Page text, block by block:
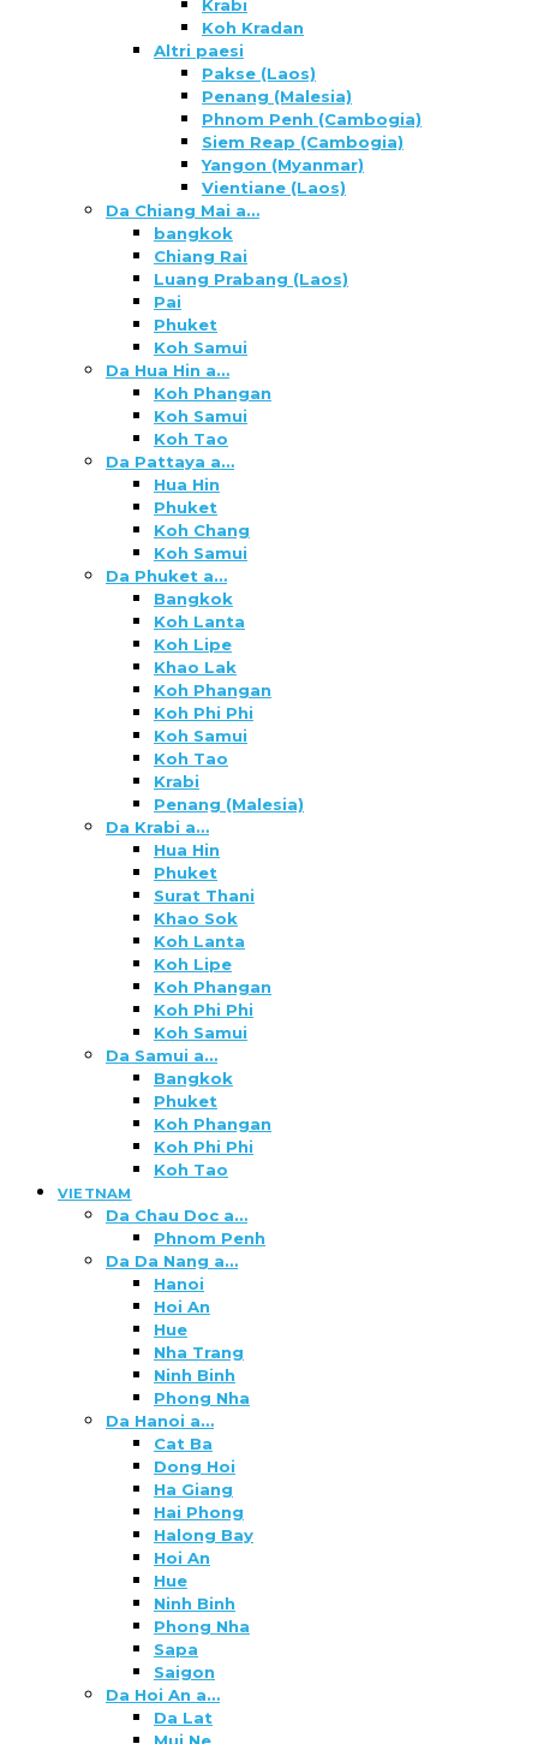
Krabi
Koh Kradan
Altri paesi
Pakse (Laos)
Penang (Malesia)
Phnom Penh (Cambogia)
Siem Reap (Cambogia)
Yangon (Myanmar)
Vientiane (Laos)
Da Chiang Mai a…
bangkok
Chiang Rai
Luang Prabang (Laos)
Pai
Phuket
Koh Samui
Da Hua Hin a…
Koh Phangan
Koh Samui
Koh Tao
Da Pattaya a…
Hua Hin
Phuket
Koh Chang
Koh Samui
Da Phuket a…
Bangkok
Koh Lanta
Koh Lipe
Khao Lak
Koh Phangan
Koh Phi Phi
Koh Samui
Koh Tao
Krabi
Penang (Malesia)
Da Krabi a…
Hua Hin
Phuket
Surat Thani
Khao Sok
Koh Lanta
Koh Lipe
Koh Phangan
Koh Phi Phi
Koh Samui
Da Samui a…
Bangkok
Phuket
Koh Phangan
Koh Phi Phi
Koh Tao
VIETNAM
Da Chau Doc a…
Phnom Penh
Da Da Nang a…
Hanoi
Hoi An
Hue
Nha Trang
Ninh Binh
Phong Nha
Da Hanoi a…
Cat Ba
Dong Hoi
Ha Giang
Hai Phong
Halong Bay
Hoi An
Hue
Ninh Binh
Phong Nha
Sapa
Saigon
Da Hoi An a…
Da Lat